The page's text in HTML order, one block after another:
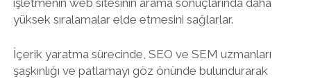
işletmenin web sitesinin arama sonuçlarında daha
yüksek sıralamalar elde etmesini sağlarlar.
İçerik yaratma sürecinde, SEO ve SEM uzmanları
şaşkınlığı ve patlamayı göz önünde bulundurarak